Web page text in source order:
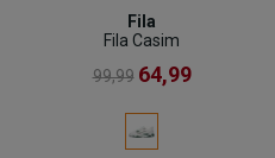
Fila
Fila Casim
99,99 64,99